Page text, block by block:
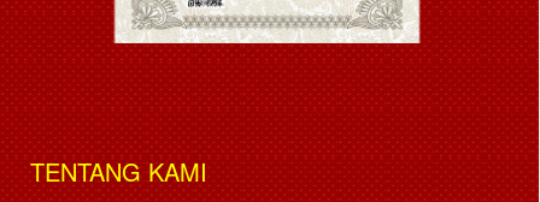
TENTANG KAMI